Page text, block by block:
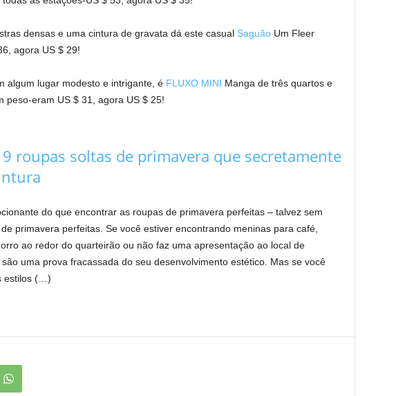
densas e uma cintura de gravata dá este casual SaguãoUm Fleer
agora US $ 29!
algum lugar modesto e intrigante, é FLUXO MINI Manga de três quartos e
peso-eram US $ 31, agora US $ 25!
roupas soltas de primavera que secretamente
do que encontrar as roupas de primavera perfeitas – talvez sem
primavera perfeitas. Se você estiver encontrando meninas para café,
ao redor do quarteirão ou não faz uma apresentação ao local de
uma prova fracassada do seu desenvolvimento estético. Mas se você
estilos (…)